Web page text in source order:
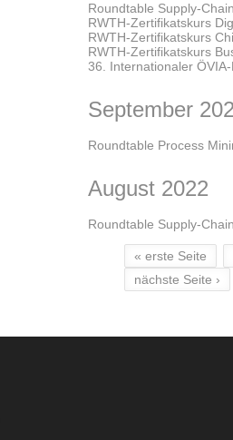
Roundtable Supply-
RWTH-Zertifikatskurs
RWTH-Zertifikatskurs
RWTH-Zertifikatskurs
36. Internationaler
September
Roundtable Process
August 2022
Roundtable Supply-
Seiten« erste Seite
nächste Seite ›